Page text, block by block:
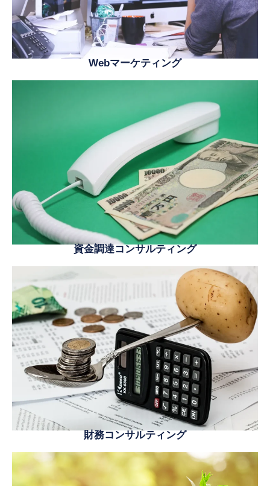
Webマーケティング
資金調達コンサルティング
財務コンサルティング